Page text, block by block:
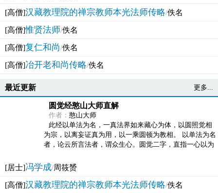
[高僧]汉藏教理院的禅宗教师本光法师传略/佚名
[高僧]惟贤法师/佚名
[高僧]复仁和尚/佚名
[高僧]冶开老和尚传略/佚名
最近更新 更多...
圆觉经憨山大师直解
作者： 憨山大师
此经以单法为名，一真法界如来藏心为体，以圆照觉相
为宗，以离妄证真为用，以一乘圆顿为教相。 以单法为名
者，论云所言法者，谓众生心。圆觉二字，直指一心以为
[居士]冯学成/周筱赟
[高僧]汉藏教理院的禅宗教师本光法师传略/佚名